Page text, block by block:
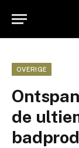
OVERIGE
de